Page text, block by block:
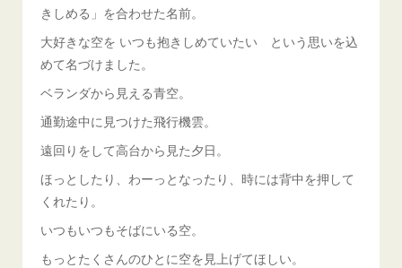
きしめる」を合わせた名前。
大好きな空を いつも抱きしめていたい という思いを込
めて名づけました。
ベランダから見える青空。
通勤途中に見つけた飛行機雲。
遠回りをして高台から見た夕日。
ほっとしたり、わーっとなったり、時には背中を押して
くれたり。
いつもいつもそばにいる空。
もっとたくさんのひとに空を見上げてほしい。